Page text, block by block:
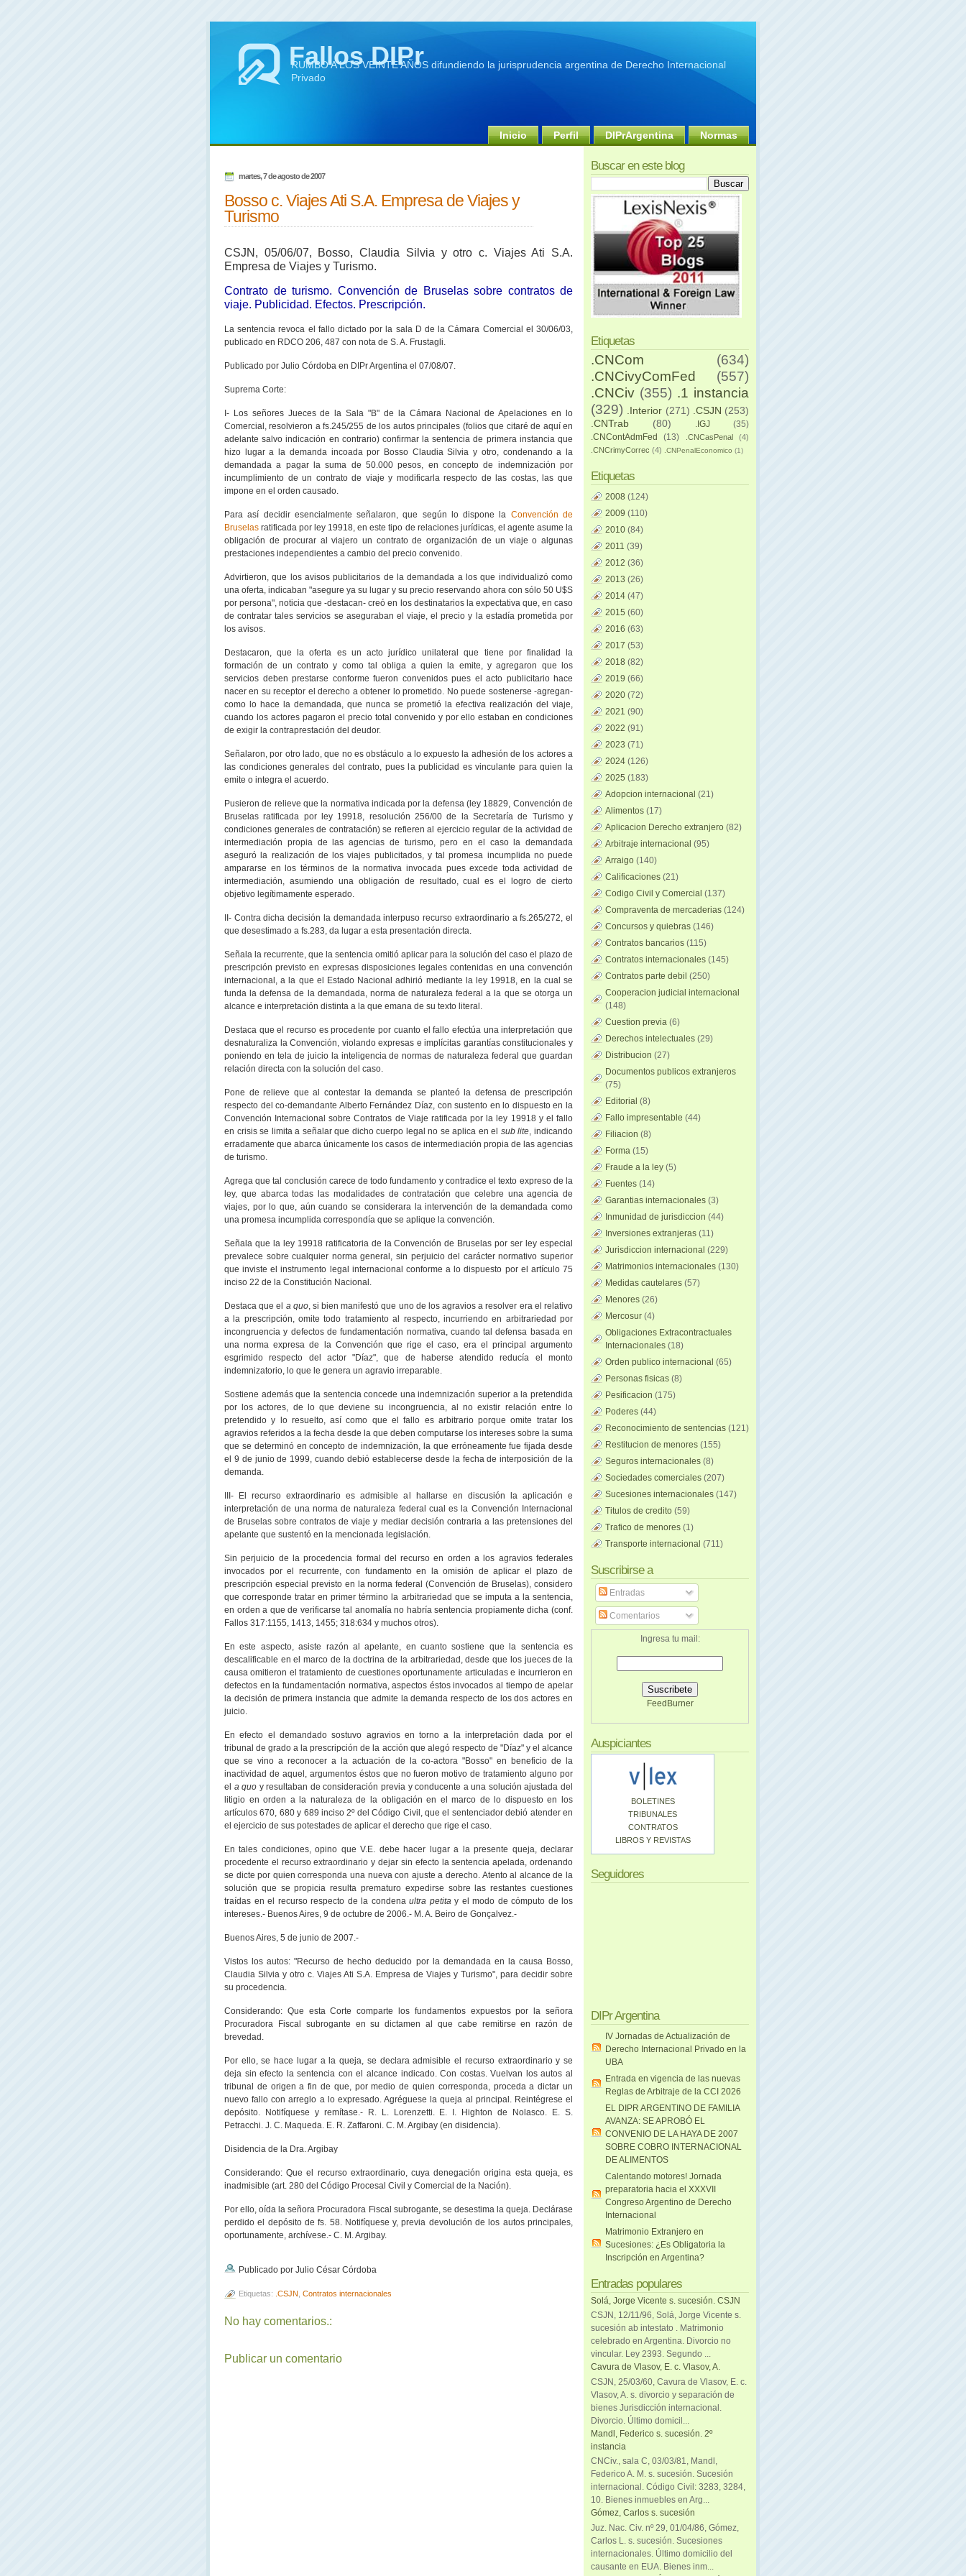
Fallos DIPr
RUMBO A LOS VEINTE AÑOS difundiendo la jurisprudencia argentina de Derecho Internacional
Privado
Inicio Perfil DIPrArgentina Normas
martes, 7 de agosto de 2007
Bosso c. Viajes Ati S.A. Empresa de Viajes y
Turismo
CSJN, 05/06/07, Bosso, Claudia Silvia y otro c. Viajes Ati S.A.
Empresa de Viajes y Turismo.
Contrato de turismo. Convención de Bruselas sobre contratos de
viaje. Publicidad. Efectos. Prescripción.
La sentencia revoca el fallo dictado por la sala D de la Cámara Comercial el 30/06/03,
publicado en RDCO 206, 487 con nota de S. A. Frustagli.
Publicado por Julio Córdoba en DIPr Argentina el 07/08/07.
Suprema Corte:
I- Los señores Jueces de la Sala "B" de la Cámara Nacional de Apelaciones en lo
Comercial, resolvieron a fs.245/255 de los autos principales (folios que citaré de aquí en
adelante salvo indicación en contrario) confirmar la sentencia de primera instancia que
hizo lugar a la demanda incoada por Bosso Claudia Silvia y otro, condenando a la
demandada a pagar la suma de 50.000 pesos, en concepto de indemnización por
incumplimiento de un contrato de viaje y modificarla respecto de las costas, las que
impone en el orden causado.
Para así decidir esencialmente señalaron, que según lo dispone la Convención de
Bruselas ratificada por ley 19918, en este tipo de relaciones jurídicas, el agente asume la
obligación de procurar al viajero un contrato de organización de un viaje o algunas
prestaciones independientes a cambio del precio convenido.
Advirtieron, que los avisos publicitarios de la demandada a los que individualizó como
una oferta, indicaban "asegure ya su lugar y su precio reservando ahora con sólo 50 U$S
por persona", noticia que -destacan- creó en los destinatarios la expectativa que, en caso
de contratar tales servicios se aseguraban el viaje, el precio y la estadía prometida por
los avisos.
Destacaron, que la oferta es un acto jurídico unilateral que tiene por finalidad la
formación de un contrato y como tal obliga a quien la emite, y agregaron que los
servicios deben prestarse conforme fueron convenidos pues el acto publicitario hace
nacer en su receptor el derecho a obtener lo prometido. No puede sostenerse -agregan-
como lo hace la demandada, que nunca se prometió la efectiva realización del viaje,
cuando los actores pagaron el precio total convenido y por ello estaban en condiciones
de exigir la contraprestación del deudor.
Señalaron, por otro lado, que no es obstáculo a lo expuesto la adhesión de los actores a
las condiciones generales del contrato, pues la publicidad es vinculante para quien la
emite o integra el acuerdo.
Pusieron de relieve que la normativa indicada por la defensa (ley 18829, Convención de
Bruselas ratificada por ley 19918, resolución 256/00 de
la Secretaría de Turismo y
condiciones generales de contratación) se refieren al ejercicio regular de la actividad de
intermediación propia de las agencias de turismo, pero en el caso la demandada
aseguró la realización de los viajes publicitados, y tal promesa incumplida no puede
ampararse en los términos de la normativa invocada pues excede toda actividad de
intermediación, asumiendo una obligación de resultado, cual es el logro de cierto
objetivo legítimamente esperado.
II- Contra dicha decisión la demandada interpuso recurso extraordinario a fs.265/272, el
que desestimado a fs.283, da lugar a esta presentación directa.
Señala la recurrente, que la sentencia omitió aplicar para la solución del caso el plazo de
prescripción previsto en expresas disposiciones legales contenidas en una convención
internacional, a la que el Estado Nacional adhirió mediante la ley 19918, en la cual se
funda la defensa de la demandada, norma de naturaleza federal a la que se otorga un
alcance e interpretación distinta a la que emana de su texto literal.
Destaca que el recurso es procedente por cuanto el fallo efectúa una interpretación que
desnaturaliza la Convención, violando expresas e implícitas garantías constitucionales y
poniendo en tela de juicio la inteligencia de normas de naturaleza federal que guardan
relación directa con la solución del caso.
Pone de relieve que al contestar la demanda se planteó la defensa de prescripción
respecto del co-demandante Alberto Fernández Díaz, con sustento en lo dispuesto en la
Convención Internacional sobre Contratos de Viaje ratificada por la ley 19918 y el fallo
en crisis se limita a señalar que dicho cuerpo legal no se aplica en el sub lite, indicando
erradamente que abarca únicamente los casos de intermediación propia de las agencias
de turismo.
Agrega que tal conclusión carece de todo fundamento y contradice el texto expreso de la
ley, que abarca todas las modalidades de contratación que celebre una agencia de
viajes, por lo que, aún cuando se considerara la intervención de la demandada como
una promesa incumplida correspondía que se aplique la convención.
Señala que la ley 19918 ratificatoria de la Convención de Bruselas por ser ley especial
prevalece sobre cualquier norma general, sin perjuicio del carácter normativo superior
que inviste el instrumento legal internacional conforme a lo dispuesto por el artículo 75
inciso 22 de la Constitución Nacional.
Destaca que el a quo, si bien manifestó que uno de los agravios a resolver era el relativo
a la prescripción, omite todo tratamiento al respecto, incurriendo en arbitrariedad por
incongruencia y defectos de fundamentación normativa, cuando tal defensa basada en
una norma expresa de
la Convención que rige el caso, era el principal argumento
esgrimido respecto del actor "Díaz", que de haberse atendido reducía el monto
indemnizatorio, lo que le genera un agravio irreparable.
Sostiene además que la sentencia concede una indemnización superior a la pretendida
por los actores, de lo que deviene su incongruencia, al no existir relación entre lo
pretendido y lo resuelto, así como que el fallo es arbitrario porque omite tratar los
agravios referidos a la fecha desde la que deben computarse los intereses sobre la suma
que se determinó en concepto de indemnización, la que erróneamente fue fijada desde
el 9 de junio de 1999, cuando debió establecerse desde la fecha de interposición de la
demanda.
III- El recurso extraordinario es admisible al hallarse en discusión la aplicación e
interpretación de una norma de naturaleza federal cual es la Convención Internacional
de Bruselas sobre contratos de viaje y mediar decisión contraria a las pretensiones del
apelante que sustentó en la mencionada legislación.
Sin perjuicio de la procedencia formal del recurso en orden a los agravios federales
invocados por el recurrente, con fundamento en la omisión de aplicar el plazo de
prescripción especial previsto en la norma federal (Convención de Bruselas), considero
que corresponde tratar en primer término la arbitrariedad que se imputa a la sentencia,
en orden a que de verificarse tal anomalía no habría sentencia propiamente dicha (conf.
Fallos 317:1155, 1413, 1455; 318:634 y muchos otros).
En este aspecto, asiste razón al apelante, en cuanto sostiene que la sentencia es
descalificable en el marco de la doctrina de la arbitrariedad, desde que los jueces de la
causa omitieron el tratamiento de cuestiones oportunamente articuladas e incurrieron en
defectos en la fundamentación normativa, aspectos éstos invocados al tiempo de apelar
la decisión de primera instancia que admite la demanda respecto de los dos actores en
juicio.
En efecto el demandado sostuvo agravios en torno a la interpretación dada por el
tribunal de grado a la prescripción de la acción que alegó respecto de "Díaz" y el alcance
que se vino a reconocer a la actuación de la co-actora "Bosso" en beneficio de la
inactividad de aquel, argumentos éstos que no fueron motivo de tratamiento alguno por
el a quo y resultaban de consideración previa y conducente a una solución ajustada del
litigio en orden a la naturaleza de la obligación en el marco de lo dispuesto en los
artículos 670, 680 y 689 inciso 2º del Código Civil, que el sentenciador debió atender en
el ejercicio de sus potestades de aplicar el derecho que rige el caso.
En tales condiciones, opino que V.E. debe hacer lugar a la presente queja, declarar
procedente el recurso extraordinario y dejar sin efecto la sentencia apelada, ordenando
se dicte por quien corresponda una nueva con ajuste a derecho. Atento al alcance de la
solución que se propicia resulta prematuro expedirse sobre las restantes cuestiones
traídas en el recurso respecto de la condena ultra petita y el modo de cómputo de los
intereses.- Buenos Aires, 9 de octubre de 2006.- M. A. Beiro de Gonçalvez.-
Buenos Aires, 5 de junio de 2007.-
Vistos los autos: "Recurso de hecho deducido por la demandada en la causa Bosso,
Claudia Silvia y otro c. Viajes Ati S.A. Empresa de Viajes y Turismo", para decidir sobre
su procedencia.
Considerando: Que esta Corte comparte los fundamentos expuestos por la señora
Procuradora Fiscal subrogante en su dictamen al que cabe remitirse en razón de
brevedad.
Por ello, se hace lugar a la queja, se declara admisible el recurso extraordinario y se
deja sin efecto la sentencia con el alcance indicado. Con costas. Vuelvan los autos al
tribunal de origen a fin de que, por medio de quien corresponda, proceda a dictar un
nuevo fallo con arreglo a lo expresado. Agréguese la queja al principal. Reintégrese el
depósito. Notifíquese y remítase.- R. L. Lorenzetti. E. I. Highton de Nolasco. E. S.
Petracchi. J. C. Maqueda. E. R. Zaffaroni. C. M. Argibay (en disidencia).
Disidencia de la Dra. Argibay
Considerando: Que el recurso extraordinario, cuya denegación origina esta queja, es
inadmisible (art. 280 del Código Procesal Civil y Comercial de la Nación).
Por ello, oída la señora Procuradora Fiscal subrogante, se desestima la queja. Declárase
perdido el depósito de fs. 58. Notifíquese y, previa devolución de los autos principales,
oportunamente, archívese.- C. M. Argibay.
Publicado por Julio César Córdoba
Etiquetas: .CSJN Contratos internacionales
No hay comentarios.:
Publicar un comentario
Buscar en este blog
Etiquetas
.CNCom
(634)
.CNCivyComFed
(557)
.CNCiv (355) .1 instancia
(329)
.Interior (271) .CSJN (253)
.CNTrab
(80) .IGJ
(35)
.CNContAdmFed
(13) .CNCasPenal
(4)
.CNCrimyCorrec (4) .CNPenalEconomico (1)
Etiquetas
2008 (124)
2009 (110)
2010 (84)
2011 (39)
2012 (36)
2013 (26)
2014 (47)
2015 (60)
2016 (63)
2017 (53)
2018 (82)
2019 (66)
2020 (72)
2021 (90)
2022 (91)
2023 (71)
2024 (126)
2025 (183)
Adopcion internacional (21)
Alimentos (17)
Aplicacion Derecho extranjero (82)
Arbitraje internacional (95)
Arraigo (140)
Calificaciones (21)
Codigo Civil y Comercial (137)
Compraventa de mercaderias (124)
Concursos y quiebras (146)
Contratos bancarios (115)
Contratos internacionales (145)
Contratos parte debil (250)
Cooperacion judicial internacional
(148)
Cuestion previa (6)
Derechos intelectuales (29)
Distribucion (27)
Documentos publicos extranjeros
(75)
Editorial (8)
Fallo impresentable (44)
Filiacion (8)
Forma (15)
Fraude a la ley (5)
Fuentes (14)
Garantias internacionales (3)
Inmunidad de jurisdiccion (44)
Inversiones extranjeras (11)
Jurisdiccion internacional (229)
Matrimonios internacionales (130)
Medidas cautelares (57)
Menores (26)
Mercosur (4)
Obligaciones Extracontractuales
Internacionales (18)
Orden publico internacional (65)
Personas fisicas (8)
Pesificacion (175)
Poderes (44)
Reconocimiento de sentencias (121)
Restitucion de menores (155)
Seguros internacionales (8)
Sociedades comerciales (207)
Sucesiones internacionales (147)
Titulos de credito (59)
Trafico de menores (1)
Transporte internacional (711)
Suscribirse a
Entradas
Comentarios
Ingresa tu mail:
FeedBurner
Auspiciantes
BOLETINES
TRIBUNALES
CONTRATOS
LIBROS Y REVISTAS
Seguidores
DIPr Argentina
IV Jornadas de Actualización de
Derecho Internacional Privado en la
UBA
Entrada en vigencia de las nuevas
Reglas de Arbitraje de la CCI 2026
EL DIPR ARGENTINO DE FAMILIA
AVANZA: SE APROBÓ EL
CONVENIO DE LA HAYA DE 2007
SOBRE COBRO INTERNACIONAL
DE ALIMENTOS
Calentando motores! Jornada
preparatoria hacia el XXXVII
Congreso Argentino de Derecho
Internacional
Matrimonio Extranjero en
Sucesiones: ¿Es Obligatoria la
Inscripción en Argentina?
Entradas populares
Solá, Jorge Vicente s. sucesión. CSJN
CSJN, 12/11/96, Solá, Jorge Vicente s.
sucesión ab intestato . Matrimonio
celebrado en Argentina. Divorcio no
vincular. Ley 2393. Segundo ...
Cavura de Vlasov, E. c. Vlasov, A.
CSJN, 25/03/60, Cavura de Vlasov, E. c.
Vlasov, A. s. divorcio y separación de
bienes Jurisdicción internacional.
Divorcio. Último domicil...
Mandl, Federico s. sucesión. 2º
instancia
CNCiv., sala C, 03/03/81, Mandl,
Federico A. M. s. sucesión. Sucesión
internacional. Código Civil: 3283, 3284,
10. Bienes inmuebles en Arg...
Gómez, Carlos s. sucesión
Juz. Nac. Civ. nº 29, 01/04/86, Gómez,
Carlos L. s. sucesión. Sucesiones
internacionales. Último domicilio del
causante en EUA. Bienes inm...